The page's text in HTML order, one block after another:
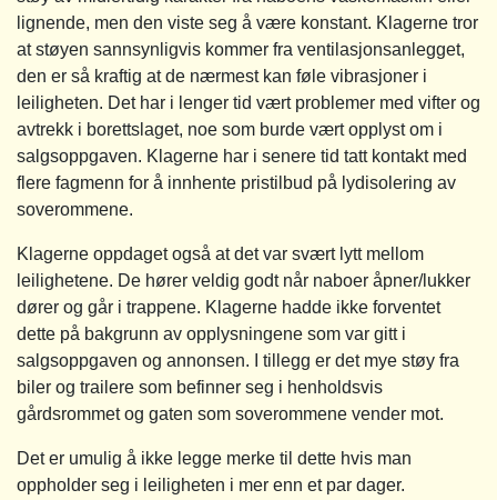
lignende, men den viste seg å være konstant. Klagerne tror
at støyen sannsynligvis kommer fra ventilasjonsanlegget,
den er så kraftig at de nærmest kan føle vibrasjoner i
leiligheten. Det har i lenger tid vært problemer med vifter og
avtrekk i borettslaget, noe som burde vært opplyst om i
salgsoppgaven. Klagerne har i senere tid tatt kontakt med
flere fagmenn for å innhente pristilbud på lydisolering av
soverommene.
Klagerne oppdaget også at det var svært lytt mellom
leilighetene. De hører veldig godt når naboer åpner/lukker
dører og går i trappene. Klagerne hadde ikke forventet
dette på bakgrunn av opplysningene som var gitt i
salgsoppgaven og annonsen. I tillegg er det mye støy fra
biler og trailere som befinner seg i henholdsvis
gårdsrommet og gaten som soverommene vender mot.
Det er umulig å ikke legge merke til dette hvis man
oppholder seg i leiligheten i mer enn et par dager.